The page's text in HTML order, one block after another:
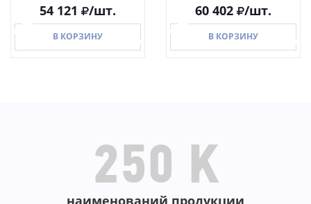
54 121 /шт.
В КОРЗИНУ
60 402 /шт.
В КОРЗИНУ
250 K
наименований продукции